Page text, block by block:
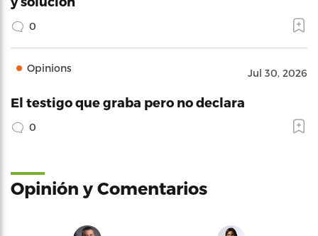
0
Opinions Jul 30, 2026
El testigo que graba pero no declara
0
Opinión y Comentarios